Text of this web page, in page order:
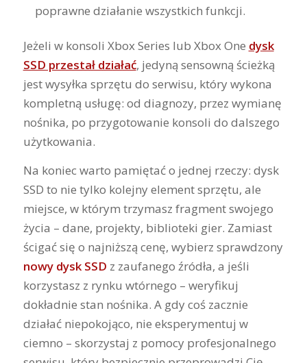
poprawne działanie wszystkich funkcji.
Jeżeli w konsoli Xbox Series lub Xbox One dysk
SSD przestał działać, jedyną sensowną ścieżką
jest wysyłka sprzętu do serwisu, który wykona
kompletną usługę: od diagnozy, przez wymianę
nośnika, po przygotowanie konsoli do dalszego
użytkowania.
Na koniec warto pamiętać o jednej rzeczy: dysk
SSD to nie tylko kolejny element sprzętu, ale
miejsce, w którym trzymasz fragment swojego
życia – dane, projekty, biblioteki gier. Zamiast
ścigać się o najniższą cenę, wybierz sprawdzony
nowy dysk SSD z zaufanego źródła, a jeśli
korzystasz z rynku wtórnego – weryfikuj
dokładnie stan nośnika. A gdy coś zacznie
działać niepokojąco, nie eksperymentuj w
ciemno – skorzystaj z pomocy profesjonalnego